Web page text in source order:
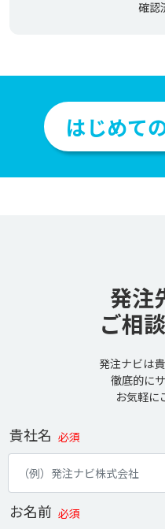
確認
はじめて
発注
ご相
発注ナビは
徹底的に
お気軽に
貴社名 必須
お名前 必須